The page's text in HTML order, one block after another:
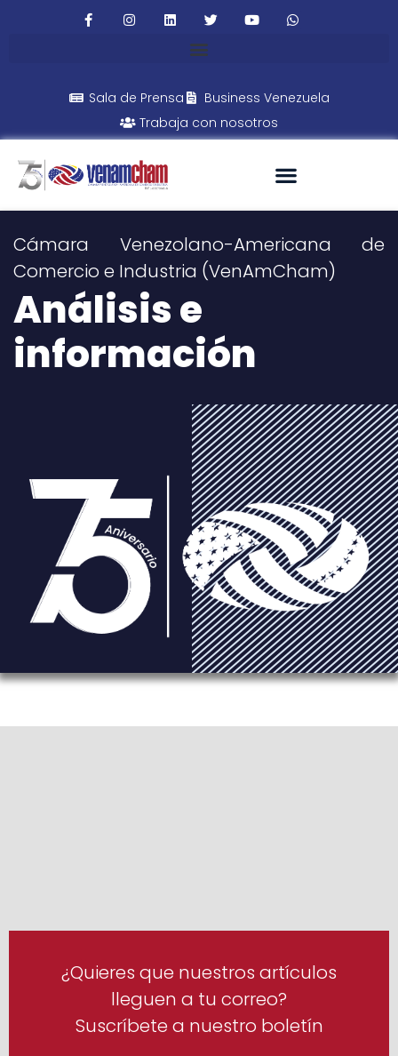
Sala de Prensa
Business Venezuela
Trabaja con nosotros
Cámara Venezolano-Americana de
Comercio e Industria (VenAmCham)
Análisis e
información
¿Quieres que nuestros artículos
lleguen a tu correo?
Suscríbete a nuestro boletín